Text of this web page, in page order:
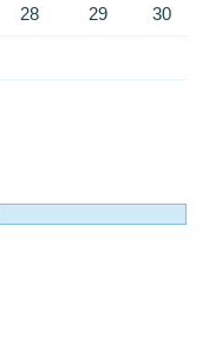
28 29 30